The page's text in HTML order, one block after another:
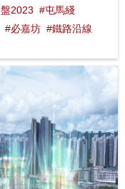
2023 #屯馬綫
#必嘉坊 #鐵路沿線